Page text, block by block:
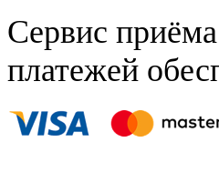
Сервис
платежей